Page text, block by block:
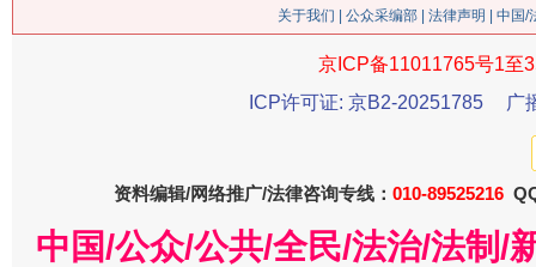
关于我们 公众采编部 法律声明 | 中国
京ICP备11011765号1至
ICP许可证: 京B2-20251785
广
资料编辑/网络推广/法律咨询专线： 010-89525216
中国/公众/公共/全民/法治/法制/